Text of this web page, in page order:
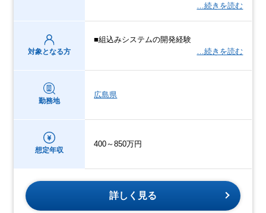
…続きを読む
対象となる方
■組込みシステムの開発経験
…続きを読む
勤務地
広島県
想定年収
400～850万円
詳しく見る